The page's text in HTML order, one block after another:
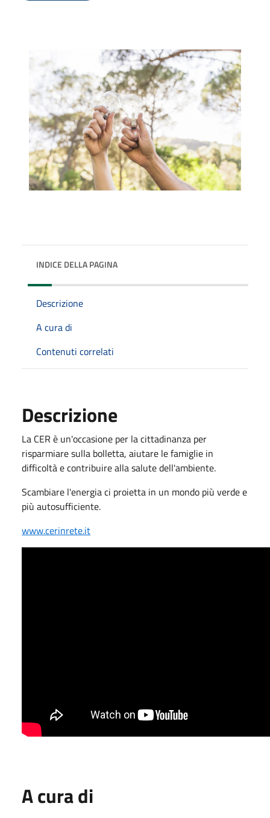
INDICE DELLA PAGINA
Descrizione
A cura di
Contenuti correlati
Descrizione
La CER è un'occasione per la cittadinanza per
risparmiare sulla bolletta, aiutare le famiglie in
difficoltà e contribuire alla salute dell'ambiente.
Scambiare l'energia ci proietta in un mondo più verde e
più autosufficiente.
www.cerinrete.it
A cura di